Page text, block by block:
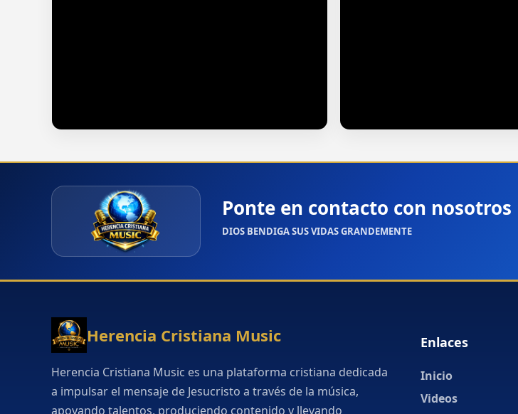
Ponte en contacto con nosotros
DIOS BENDIGA SUS VIDAS GRANDEMENTE
Herencia Cristiana Music
Herencia Cristiana Music es una plataforma cristiana dedicada
a impulsar el mensaje de Jesucristo a través de la música,
apoyando talentos, produciendo contenido y llevando
Enlaces
Inicio
Videos